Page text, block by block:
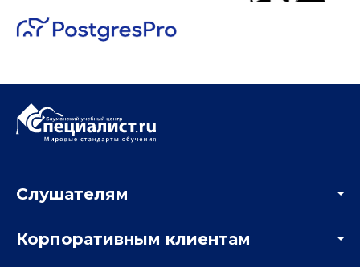
Слушателям
Мастер-классы и вебинары
Корпоративным клиентам